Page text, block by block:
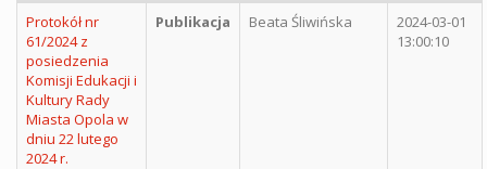
Protokół nr
61/2024 z
posiedzenia
Komisji Edukacji i
Kultury Rady
Miasta Opola w
dniu 22 lutego
2024 r.
Publikacja Beata Śliwińska
2024-03-01
13:00:10